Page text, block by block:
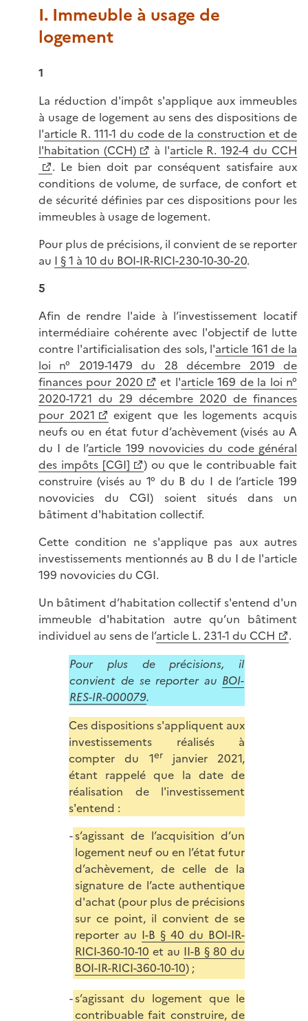
I. Immeuble à usage de
logement
1
La réduction d'impôt s'applique aux immeubles
à usage de logement au sens des dispositions de
l'article R. 111-1 du code de la construction et de
l'habitation (CCH)
à l'article R. 192-4 du CCH
. Le bien doit par conséquent satisfaire aux
conditions de volume, de surface, de confort et
de sécurité définies par ces dispositions pour les
immeubles à usage de logement.
Pour plus de précisions, il convient de se reporter
au I § 1 à 10 du BOI-IR-RICI-230-10-30-20.
5
Afin de rendre l'aide à l’investissement locatif
intermédiaire cohérente avec l'objectif de lutte
contre l'artificialisation des sols, l'article 161 de la
loi n° 2019-1479 du 28 décembre 2019 de
finances pour 2020
et l'article 169 de la loi n°
2020-1721 du 29 décembre 2020 de finances
pour 2021
exigent que les logements acquis
neufs ou en état futur d’achèvement (visés au A
du I de l’article 199 novovicies du code général
des impôts [CGI]
) ou que le contribuable fait
construire (visés au 1° du B du I de l’article 199
novovicies du CGI) soient situés dans un
bâtiment d'habitation collectif.
Cette condition ne s'applique pas aux autres
investissements mentionnés au B du I de l'article
199 novovicies du CGI.
Un bâtiment d’habitation collectif s'entend d'un
immeuble d'habitation autre qu’un bâtiment
individuel au sens de l’article L. 231-1 du CCH
.
Pour plus de précisions, il
convient de se reporter au BOI-
RES-IR-000079.
Ces dispositions s'appliquent aux
investissements réalisés à
compter du 1erjanvier 2021,
étant rappelé que la date de
réalisation de l'investissement
s'entend :
s’agissant de l’acquisition d’un
logement neuf ou en l’état futur
d’achèvement, de celle de la
signature de l’acte authentique
d'achat (pour plus de précisions
sur ce point, il convient de se
reporter au I-B § 40 du BOI-IR-
RICI-360-10-10 et au II-B § 80 du
BOI-IR-RICI-360-10-10) ;
s’agissant du logement que le
contribuable fait construire, de